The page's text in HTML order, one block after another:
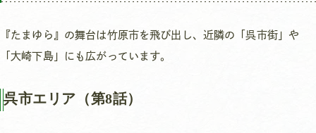
『たまゆら』の舞台は竹原市を飛び出し、近隣の「呉市街」や
「大崎下島」にも広がっています。
呉市エリア（第8話）